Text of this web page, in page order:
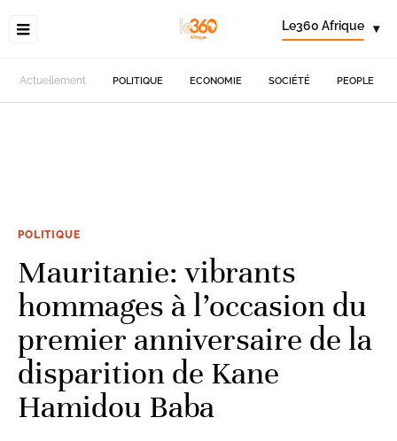
Le360 Afrique ▾
Actuellement POLITIQUE ECONOMIE SOCIÉTÉ PEOPLE
POLITIQUE
Mauritanie: vibrants
hommages à l’occasion du
premier anniversaire de la
disparition de Kane
Hamidou Baba